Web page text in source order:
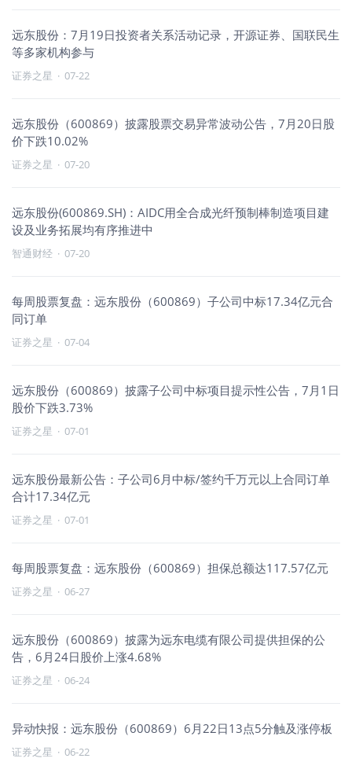
远东股份：7月19日投资者关系活动记录，开源证券、国联民生
等多家机构参与
证券之星 · 07-22
远东股份（600869）披露股票交易异常波动公告，7月20日股
价下跌10.02%
证券之星 · 07-20
远东股份(600869.SH)：AIDC用全合成光纤预制棒制造项目建
设及业务拓展均有序推进中
智通财经 · 07-20
每周股票复盘：远东股份（600869）子公司中标17.34亿元合
同订单
证券之星 · 07-04
远东股份（600869）披露子公司中标项目提示性公告，7月1日
股价下跌3.73%
证券之星 · 07-01
远东股份最新公告：子公司6月中标/签约千万元以上合同订单
合计17.34亿元
证券之星 · 07-01
每周股票复盘：远东股份（600869）担保总额达117.57亿元
证券之星 · 06-27
远东股份（600869）披露为远东电缆有限公司提供担保的公
告，6月24日股价上涨4.68%
证券之星 · 06-24
异动快报：远东股份（600869）6月22日13点5分触及涨停板
证券之星 · 06-22